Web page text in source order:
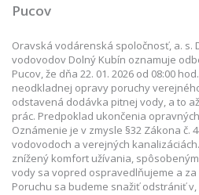
Pucov
Oravská vodárenská spoločnosť, a. s.
vodovodov Dolný Kubín oznamuje
Pucov, že dňa 22. 01. 2026 od 08:00
neodkladnej opravy poruchy
odstavená dodávka pitnej vody, a to
prác. Predpoklad ukončenia
Oznámenie je v zmysle §32 Zákona č.
vodovodoch a verejných
znížený komfort užívania,
vody sa vopred ospravedlňujeme a
Poruchu sa budeme snažiť odstrániť